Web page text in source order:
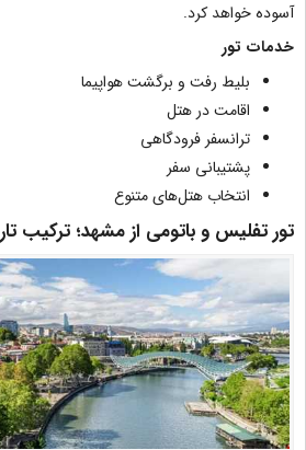
آسوده خواهد کرد.
خدمات تور
بلیط رفت و برگشت هواپیما
اقامت در هتل
ترانسفر فرودگاهی
پشتیبانی سفر
انتخاب هتل‌های متنوع
تور تفلیس و باتومی از مشهد؛ ترکیب